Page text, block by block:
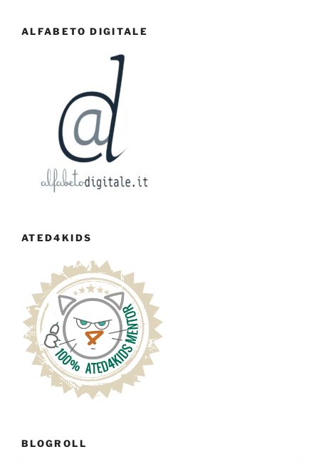
ALFABETO DIGITALE
ATED4KIDS
BLOGROLL